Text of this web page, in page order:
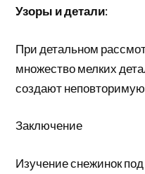
Узоры и детали:
При детальном
множество мелких
создают неповторимую
Заключение
Изучение снежинок